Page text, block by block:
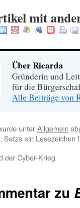
mit
Über Ricarda
Gründerin und
für die
Alle Beiträge von
unterAllgemein
Setze ein Lesezeichen
der Cyber-Krieg
zu